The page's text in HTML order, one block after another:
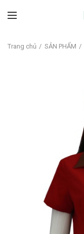
Trang chủ SẢN PHẨM